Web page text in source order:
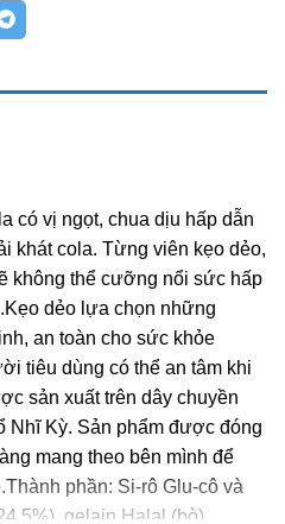
có vị ngọt, chua dịu hấp dẫn
khát cola. Từng viên kẹo dẻo,
không thể cưỡng nổi sức hấp
dẻo lựa chọn những
an toàn cho sức khỏe
tiêu dùng có thể an tâm khi
sản xuất trên dây chuyền
Nhĩ Kỳ. Sản phẩm được đóng
mang theo bên mình để
phần: Si-rô Glu-cô và
gelain Halal (bò)